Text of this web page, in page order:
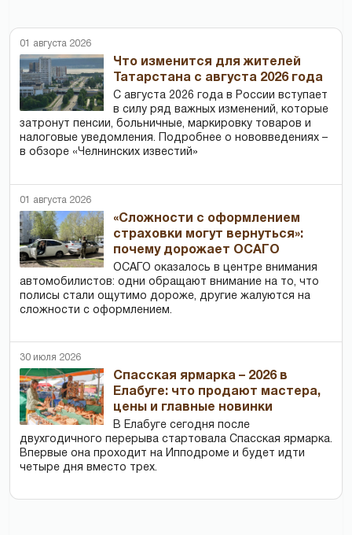
01 августа 2026
Что изменится для жителей
Татарстана с августа 2026 года
С августа 2026 года в России вступает
в силу ряд важных изменений, которые
затронут пенсии, больничные, маркировку товаров и
налоговые уведомления. Подробнее о нововведениях –
в обзоре «Челнинских известий»
01 августа 2026
«Сложности с оформлением
страховки могут вернуться»:
почему дорожает ОСАГО
ОСАГО оказалось в центре внимания
автомобилистов: одни обращают внимание на то, что
полисы стали ощутимо дороже, другие жалуются на
сложности с оформлением.
30 июля 2026
Спасская ярмарка – 2026 в
Елабуге: что продают мастера,
цены и главные новинки
В Елабуге сегодня после
двухгодичного перерыва стартовала Спасская ярмарка.
Впервые она проходит на Ипподроме и будет идти
четыре дня вместо трех.